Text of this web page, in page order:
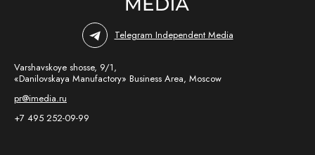
Telegram Independent Media
Varshavskoye shosse, 9/1,
«Danilovskaya Manufactory» Business Area, Moscow
pr@imedia.ru
+7 495 252-09-99